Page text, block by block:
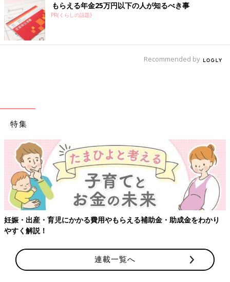
もらえる年金25万円以下の人が知るべき事
PR(くらしの話題)
Recommended by
特集
妊娠・出産・育児にかかる費用やもらえる補助金・助成金をわかり
やすく解説！
連載一覧へ